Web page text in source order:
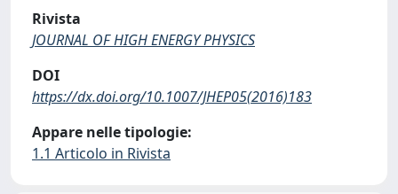
Rivista
JOURNAL OF HIGH ENERGY PHYSICS
DOI
https://dx.doi.org/10.1007/JHEP05(2016)183
Appare nelle tipologie:
1.1 Articolo in Rivista